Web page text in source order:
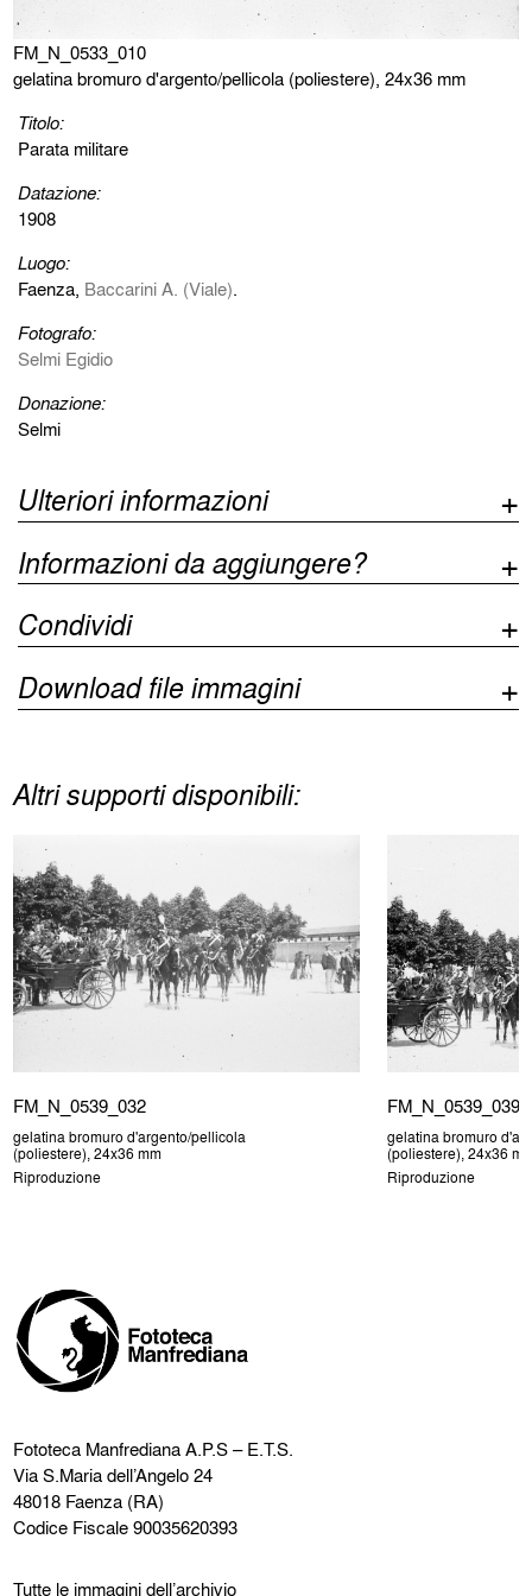
FM_N_0533_010
gelatina bromuro d'argento/pellicola (poliestere), 24x36 mm
Titolo:
Parata militare
Datazione:
1908
Luogo:
Faenza, Baccarini A. (Viale).
Fotografo:
Selmi Egidio
Donazione:
Selmi
Ulteriori informazioni
Informazioni da aggiungere?
Condividi
Download file immagini
Altri supporti disponibili:
FM_N_0539_032
gelatina bromuro d'argento/pellicola
(poliestere), 24x36 mm
Riproduzione
FM_N_0539_039
gelatina bromuro
(poliestere), 24x36
Riproduzione
Fototeca ManfredianaA.P.S – E.T.S.
Via S.Maria dell’Angelo 24
48018 Faenza (RA)
Codice Fiscale 90035620393
Tutte le immagini dell’archivio